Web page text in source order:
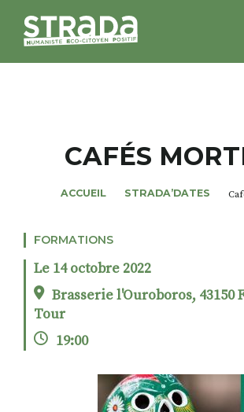
MAGAZINES
NOS THÈMES
STRADA’DATES
CAFÉS
ACCUEIL STRADA’DATES
FORMATIONS
Le 14 octobre 2022
Brasserie l'Ouroboros, 43150
Tour
19:00